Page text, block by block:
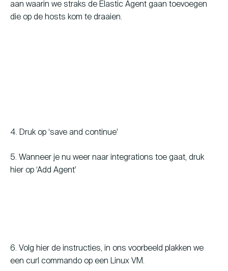
aan waarin we straks de Elastic Agent gaan toevoegen
die op de hosts kom te draaien.
4. Druk op ‘save and continue’
5. Wanneer je nu weer naar integrations toe gaat, druk
hier op ‘Add Agent’
6. Volg hier de instructies, in ons voorbeeld plakken we
een curl commando op een Linux VM.